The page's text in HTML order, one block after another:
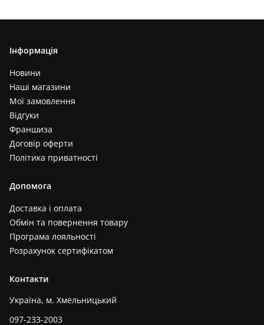
Інформація
Новини
Наші магазини
Мої замовлення
Відгуки
Франшиза
Договір оферти
Політика приватності
Допомога
Доставка і оплата
Обмін та повернення товару
Програма лояльності
Розрахунок сертифікатом
Контакти
Україна, м. Хмельницький
097-233-2003